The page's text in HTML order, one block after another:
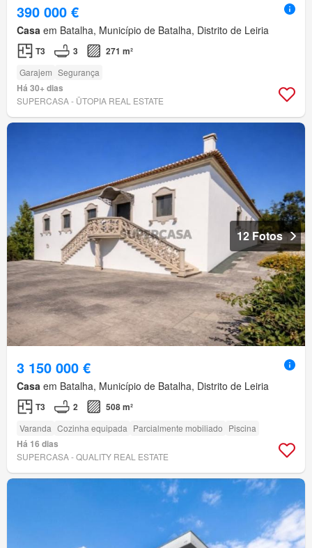
390 000 €
Casa em Batalha, Município de Batalha, Distrito de Leiria
T3 3 271 m²
Garajem Segurança
Há 30+ dias
SUPERCASA - ŪTOPIA REAL ESTATE
12 Fotos
3 150 000 €
Casa em Batalha, Município de Batalha, Distrito de Leiria
T3 2 508 m²
Varanda Cozinha equipada Parcialmente mobiliado Piscina
Há 16 dias
SUPERCASA - QUALITY REAL ESTATE